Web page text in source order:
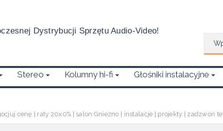
Dystrybucji Sprzętu Audio-Video!
Stereo Kolumny hi-fi Głośniki instalacyjne
cenę | raty 20x0% | salon Gniezno | instalacje | projekty | zadzwoń